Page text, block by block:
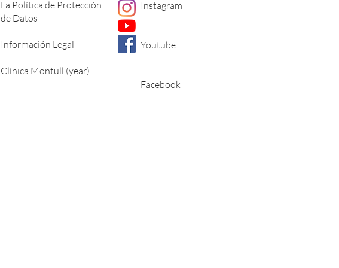
La Política de Protección
de Datos
Información Legal
Clínica Montull (year)
Instagram
Youtube
Facebook